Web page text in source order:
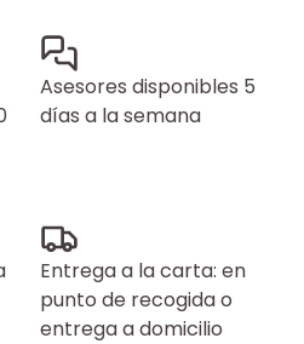
Asesores disponibles 5
días a la semana
Entrega a la carta: en
punto de recogida o
entrega a domicilio